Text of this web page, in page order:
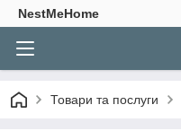
NestMeHome
Товари та послуги